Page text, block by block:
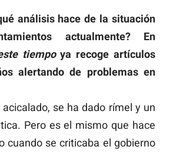
análisis hace de la situación
actualmente? En
tiempoya recoge artículos
alertando de problemas en
acicalado, se ha dado rímel y un
Pero es el mismo que hace
cuando se criticaba el gobierno